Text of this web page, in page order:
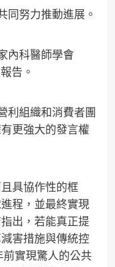
同努力推動進展。
內科醫師學會
告。
利組織和消費者團
更強大的發言權
具協作性的框
程，並最終實現
出，若能真正提
害措施與傳統控
實現驚人的公共